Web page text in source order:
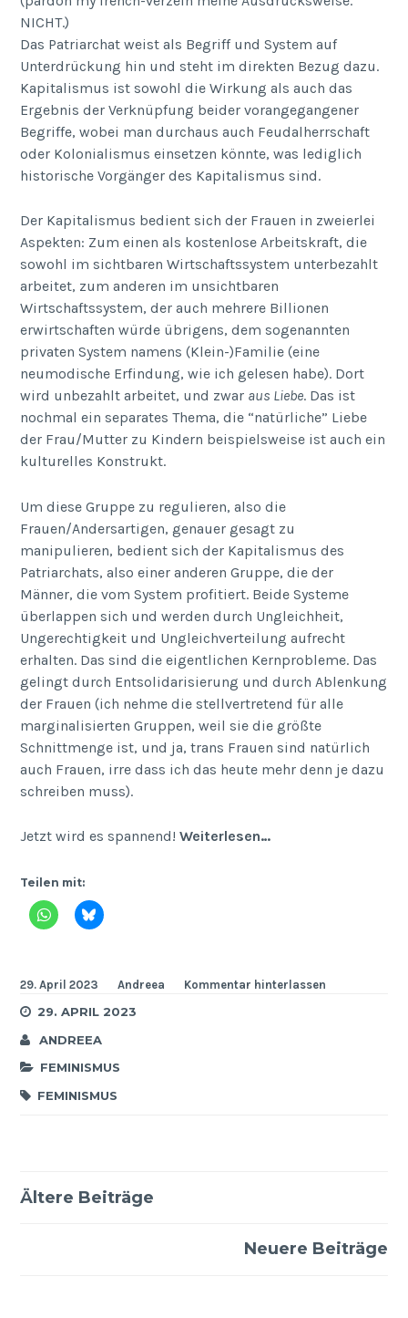
NICHT.)
Das Patriarchat weist als Begriff und System auf
Unterdrückung hin und steht im direkten Bezug dazu.
Kapitalismus ist sowohl die Wirkung als auch das
Ergebnis der Verknüpfung beider vorangegangener
Begriffe, wobei man durchaus auch Feudalherrschaft
oder Kolonialismus einsetzen könnte, was lediglich
historische Vorgänger des Kapitalismus sind.
Der Kapitalismus bedient sich der Frauen in zweierlei
Aspekten: Zum einen als kostenlose Arbeitskraft, die
sowohl im sichtbaren Wirtschaftssystem unterbezahlt
arbeitet, zum anderen im unsichtbaren
Wirtschaftssystem, der auch mehrere Billionen
erwirtschaften würde übrigens, dem sogenannten
privaten System namens (Klein-)Familie (eine
neumodische Erfindung, wie ich gelesen habe). Dort
wird unbezahlt arbeitet, und zwar aus Liebe. Das ist
nochmal ein separates Thema, die “natürliche” Liebe
der Frau/Mutter zu Kindern beispielsweise ist auch ein
kulturelles Konstrukt.
Um diese Gruppe zu regulieren, also die
Frauen/Andersartigen, genauer gesagt zu
manipulieren, bedient sich der Kapitalismus des
Patriarchats, also einer anderen Gruppe, die der
Männer, die vom System profitiert. Beide Systeme
überlappen sich und werden durch Ungleichheit,
Ungerechtigkeit und Ungleichverteilung aufrecht
erhalten. Das sind die eigentlichen Kernprobleme. Das
gelingt durch Entsolidarisierung und durch Ablenkung
der Frauen (ich nehme die stellvertretend für alle
marginalisierten Gruppen, weil sie die größte
Schnittmenge ist, und ja, trans Frauen sind natürlich
auch Frauen, irre dass ich das heute mehr denn je dazu
schreiben muss).
Jetzt wird es spannend!Weiterlesen…
Teilen mit:
29. April 2023 Andreea Kommentar hinterlassen
29. APRIL 2023
ANDREEA
FEMINISMUS
FEMINISMUS
Ältere Beiträge
Neuere Beiträge